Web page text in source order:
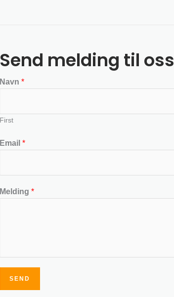
Send melding til oss
Navn*
First
Email*
Melding*
SEND